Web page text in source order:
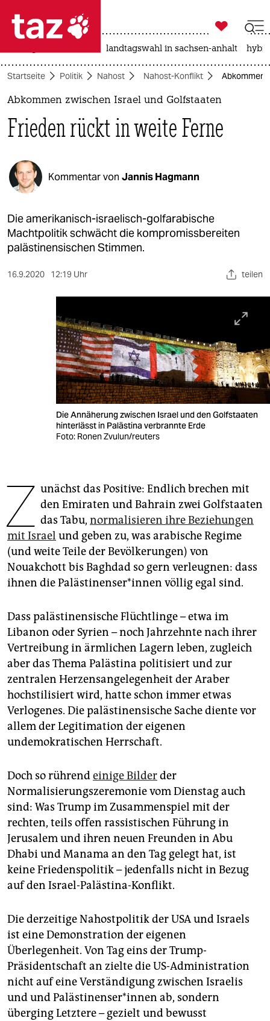
 taz zahl ich
taz zahl ich
politik
öko
gesellschaft
kultur
sport
berlin
wahrheit
veranstaltungen
genossenschaft
epaper login

taz zahl ich
landtagswahl in sachsen-anhalt
Startseite Politik Nahost Nahost-Konflikt Abkommen
Abkommen zwischen Israel und Golfstaaten
Frieden rückt in weite Ferne
Kommentar von Jannis Hagmann
Die amerikanisch-israelisch-golfarabische
Machtpolitik schwächt die kompromissbereiten
palästinensischen Stimmen.
16.9.2020 12:19 Uhr teilen
Die Annäherung zwischen Israel und den Golfstaaten
hinterlässt in Palästina verbrannte Erde
Foto: Ronen Zvulun/reuters
Z unächst das Positive: Endlich brechen mit
den Emiraten und Bahrain zwei Golfstaaten
das Tabu, normalisieren ihre Beziehungen
mit Israel und geben zu, was arabische Regime
(und weite Teile der Bevölkerungen) von
Nouakchott bis Baghdad so gern verleugnen: dass
ihnen die Palästinenser*innen völlig egal sind.
Dass palästinensische Flüchtlinge – etwa im
Libanon oder Syrien – noch Jahrzehnte nach ihrer
Vertreibung in ärmlichen Lagern leben, zugleich
aber das Thema Palästina politisiert und zur
zentralen Herzensangelegenheit der Araber
hochstilisiert wird, hatte schon immer etwas
Verlogenes. Die palästinensische Sache diente vor
allem der Legitimation der eigenen
undemokratischen Herrschaft.
Doch so rührendeinige Bilderder
Normalisierungszeremonie vom Dienstag auch
sind: Was Trump im Zusammenspiel mit der
rechten, teils offen rassistischen Führung in
Jerusalem und ihren neuen Freunden in Abu
Dhabi und Manama an den Tag gelegt hat, ist
keine Friedenspolitik – jedenfalls nicht in Bezug
auf den Israel-Palästina-Konflikt.
Die derzeitige Nahostpolitik der USA und Israels
ist eine Demonstration der eigenen
Überlegenheit. Von Tag eins der Trump-
Präsidentschaft an zielte die US-Administration
nicht auf eine Verständigung zwischen Israelis
und und Palästinenser*innen ab, sondern
überging Letztere – gezielt und bewusst